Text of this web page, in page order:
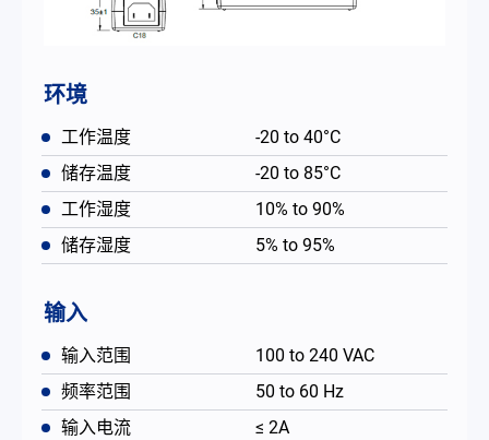
环境
工作温度
-20 to 40°C
储存温度
-20 to 85°C
工作湿度
10% to 90%
储存湿度
5% to 95%
输入
输入范围
100 to 240 VAC
频率范围
50 to 60 Hz
输入电流
≤ 2A